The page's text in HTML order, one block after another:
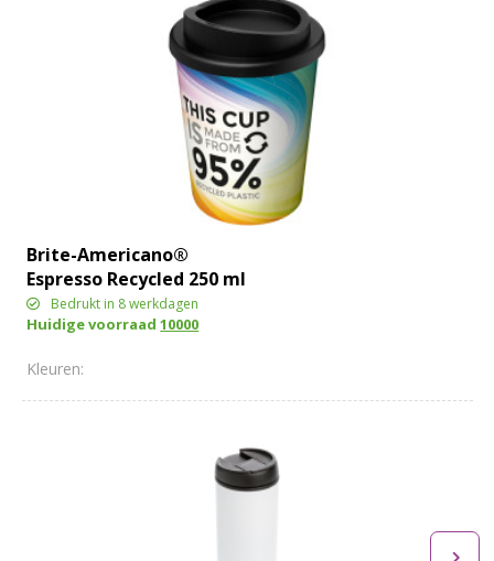
Brite-Americano®
Espresso Recycled 250 ml
geïsoleerde beker
Bedrukt in 8 werkdagen
Huidige voorraad10000